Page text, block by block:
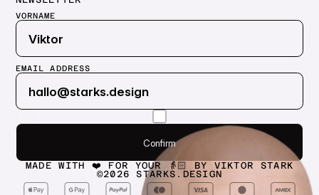
VORNAME
EMAIL ADDRESS
Confirm
Submit
Confirm
MADE WITH ❤️ FOR YOUR 👵🏻 BY VIKTOR STARK
©2026 STARKS.DESIGN